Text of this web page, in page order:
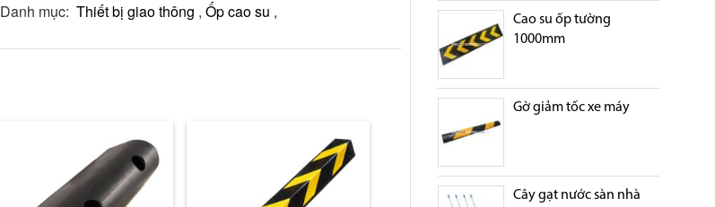
Danh mục: Thiết bị giao thông , Ốp cao su ,
Ốp cột cao su tròn 80cm
Thanh ốp tường cao su
80cm
Cao su ốp tường
1000mm
Gờ giảm tốc xe máy
Cây gạt nước sàn nhà